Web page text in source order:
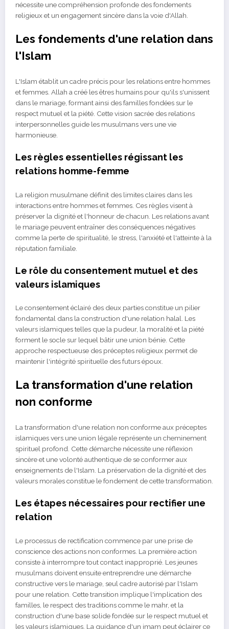
nécessite une compréhension profonde des fondements
religieux et un engagement sincère dans la voie d'Allah.
Les fondements d'une relation dans
l'Islam
L'Islam établit un cadre précis pour les relations entre hommes
et femmes. Allah a créé les êtres humains pour qu'ils s'unissent
dans le mariage, formant ainsi des familles fondées sur le
respect mutuel et la piété. Cette vision sacrée des relations
interpersonnelles guide les musulmans vers une vie
harmonieuse.
Les règles essentielles régissant les
relations homme-femme
La religion musulmane définit des limites claires dans les
interactions entre hommes et femmes. Ces règles visent à
préserver la dignité et l'honneur de chacun. Les relations avant
le mariage peuvent entraîner des conséquences négatives
comme la perte de spiritualité, le stress, l'anxiété et l'atteinte à la
réputation familiale.
Le rôle du consentement mutuel et des
valeurs islamiques
Le consentement éclairé des deux parties constitue un pilier
fondamental dans la construction d'une relation halal. Les
valeurs islamiques telles que la pudeur, la moralité et la piété
forment le socle sur lequel bâtir une union bénie. Cette
approche respectueuse des préceptes religieux permet de
maintenir l'intégrité spirituelle des futurs époux.
La transformation d'une relation
non conforme
La transformation d'une relation non conforme aux préceptes
islamiques vers une union légale représente un cheminement
spirituel profond. Cette démarche nécessite une réflexion
sincère et une volonté authentique de se conformer aux
enseignements de l'Islam. La préservation de la dignité et des
valeurs morales constitue le fondement de cette transformation.
Les étapes nécessaires pour rectifier une
relation
Le processus de rectification commence par une prise de
conscience des actions non conformes. La première action
consiste à interrompre tout contact inapproprié. Les jeunes
musulmans doivent ensuite entreprendre une démarche
constructive vers le mariage, seul cadre autorisé par l'Islam
pour une relation. Cette transition implique l'implication des
familles, le respect des traditions comme le mahr, et la
construction d'une base solide fondée sur le respect mutuel et
les valeurs islamiques. La guidance d'un imam peut éclairer ce